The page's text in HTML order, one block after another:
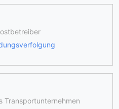
Transportunternehmen